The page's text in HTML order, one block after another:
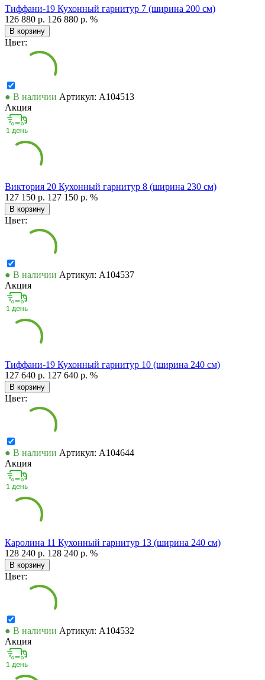
Тиффани-19 Кухонный гарнитур 7 (ширина 200 см)
126 880 р. 126 880 р. %
В корзину
Цвет:
● В наличии Артикул: А104513
Акция
Виктория 20 Кухонный гарнитур 8 (ширина 230 см)
127 150 р. 127 150 р. %
В корзину
Цвет:
● В наличии Артикул: А104537
Акция
Тиффани-19 Кухонный гарнитур 10 (ширина 240 см)
127 640 р. 127 640 р. %
В корзину
Цвет:
● В наличии Артикул: А104644
Акция
Каролина 11 Кухонный гарнитур 13 (ширина 240 см)
128 240 р. 128 240 р. %
В корзину
Цвет:
● В наличии Артикул: А104532
Акция